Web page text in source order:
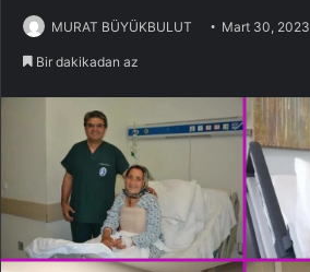
MURAT BÜYÜKBULUT Mart 30, 2023
Bir dakikadan az